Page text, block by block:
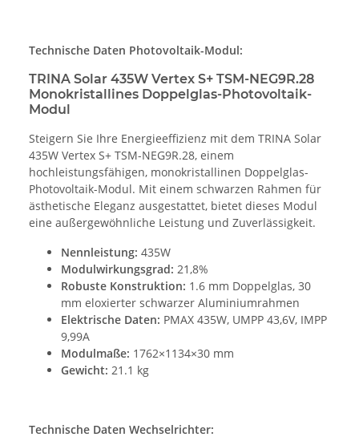
Technische Daten Photovoltaik-Modul:
TRINA Solar 435W Vertex S+ TSM-NEG9R.28
Monokristallines Doppelglas-Photovoltaik-
Modul
Steigern Sie Ihre Energieeffizienz mit dem TRINA Solar
435W Vertex S+ TSM-NEG9R.28, einem
hochleistungsfähigen, monokristallinen Doppelglas-
Photovoltaik-Modul. Mit einem schwarzen Rahmen für
ästhetische Eleganz ausgestattet, bietet dieses Modul
eine außergewöhnliche Leistung und Zuverlässigkeit.
Nennleistung: 435W
Modulwirkungsgrad: 21,8%
Robuste Konstruktion: 1.6 mm Doppelglas, 30
mm eloxierter schwarzer Aluminiumrahmen
Elektrische Daten: PMAX 435W, UMPP 43,6V, IMPP
9,99A
Modulmaße: 1762×1134×30 mm
Gewicht: 21.1 kg
Technische Daten Wechselrichter: